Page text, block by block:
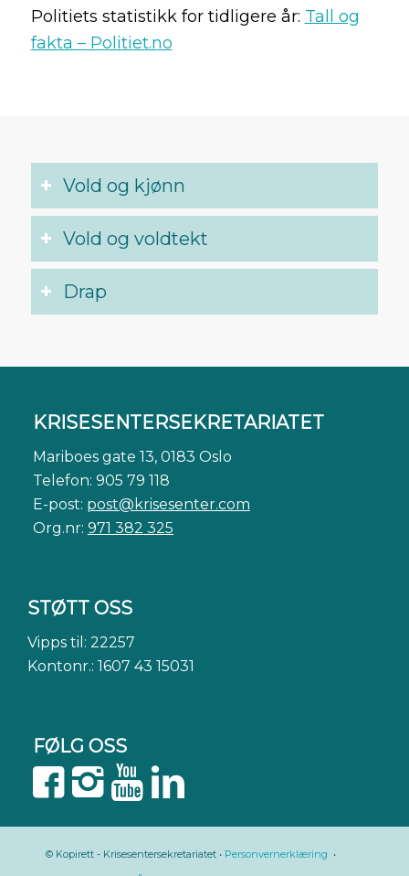
Politiets statistikk for tidligere år: Tall og
fakta – Politiet.no
Vold og kjønn
Vold og voldtekt
Drap
KRISESENTERSEKRETARIATET
Mariboes gate 13, 0183 Oslo
Telefon: 905 79 118
E-post: post@krisesenter.com
Org.nr: 971 382 325
STØTT OSS
Vipps til: 22257
Kontonr.: 1607 43 15031
FØLG OSS
© Kopirett - Krisesentersekretariatet • Personvernerklæring •